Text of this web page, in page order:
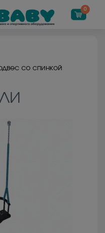
0
со спинкой